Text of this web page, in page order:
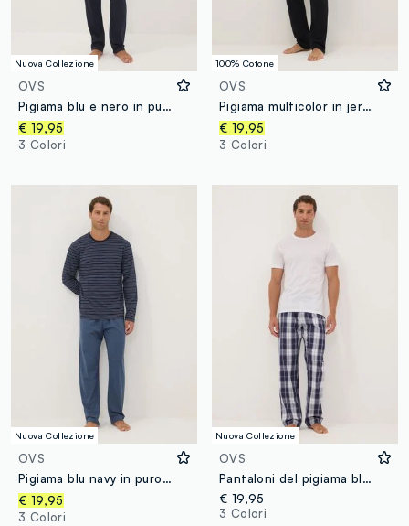
Nuova Collezione
OVS
Pigiama blu e nero in puro cotone organico a righe con girocollo
€ 19,95
3 Colori
100% Cotone
OVS
Pigiama multicolor in jersey di puro cotone organico regular fit
€ 19,95
3 Colori
Nuova Collezione
OVS
Pigiama blu navy in puro cotone organico a righe con girocollo
€ 19,95
3 Colori
Nuova Collezione
OVS
Pantaloni del pigiama blu in cotone organico a quadri
€ 19,95
3 Colori